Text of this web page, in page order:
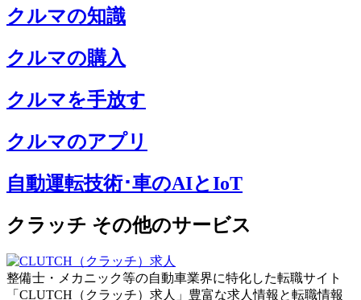
クルマの知識
クルマの購入
クルマを手放す
クルマのアプリ
自動運転技術･車のAIとIoT
クラッチ その他のサービス
整備士・メカニック等の自動車業界に特化した転職サイト
「CLUTCH（クラッチ）求人」豊富な求人情報と転職情報